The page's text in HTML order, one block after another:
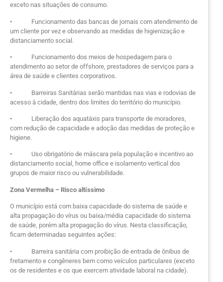
exceto nas situações de consumo.
• Funcionamento das bancas de jornais com atendimento de
um cliente por vez e observando as medidas de higienização e
distanciamento social.
• Funcionamento dos meios de hospedagem para o
atendimento ao setor de offshore, prestadores de serviços para a
área de saúde e clientes corporativos.
• Barreiras Sanitárias serão mantidas nas vias e rodovias de
acesso à cidade, dentro dos limites do território do município.
• Liberação dos aquatáxis para transporte de moradores,
com redução de capacidade e adoção das medidas de proteção e
higiene.
• Uso obrigatório de máscara pela população e incentivo ao
distanciamento social, home office e isolamento vertical dos
grupos de maior risco ou vulnerabilidade.
Zona Vermelha – Risco altíssimo
O município está com baixa capacidade do sistema de saúde e
alta propagação do vírus ou baixa/média capacidade do sistema
de saúde, porém alta propagação do vírus. Nesta classificação,
ficam determinadas seguintes ações:
• Barreira sanitária com proibição de entrada de ônibus de
fretamento e congêneres bem como veículos particulares (exceto
os de residentes e os que exercem atividade laboral na cidade).